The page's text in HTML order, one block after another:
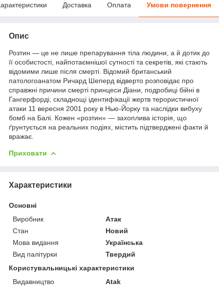
Доставка Оплата Умови повернення
Опис
Розтин — це не лише препарування тіла людини, а й дотик до
її особистості, найпотаємнішої сутності та секретів, які стають
відомими лише після смерті. Відомий британський
патологоанатом Ричард Шеперд відверто розповідає про
справжні причини смерті принцеси Діани, подробиці бійні в
Гангерфорді, складнощі ідентифікації жертв терористичної
атаки 11 вересня 2001 року в Нью-Йорку та наслідки вибуху
бомб на Балі. Кожен «розтин» — захоплива історія, що
ґрунтується на реальних подіях, містить підтверджені факти й
вражає.
Приховати
Характеристики
Основні
Виробник
Атак
Стан
Новий
Мова видання
Українська
Вид палітурки
Твердий
Користувальницькі характеристики
Видавництво
Atak